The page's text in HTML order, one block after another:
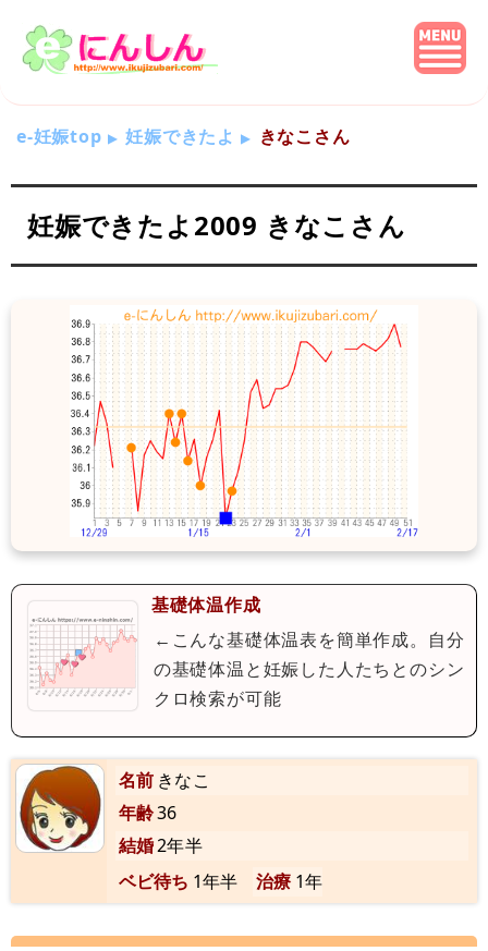
e-妊娠top 妊娠できたよ きなこさん
妊娠できたよ2009 きなこさん
基礎体温作成
←こんな基礎体温表を簡単作成。自分
の基礎体温と妊娠した人たちとのシン
クロ検索が可能
名前 きなこ
年齢36
結婚2年半
ベビ待ち 1年半 治療 1年